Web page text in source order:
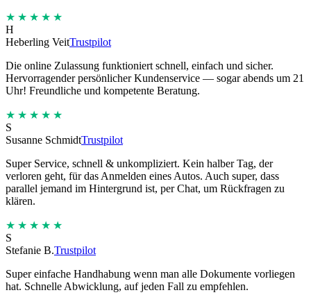
★★★★★
H
Heberling VeitTrustpilot
Die online Zulassung funktioniert schnell, einfach und sicher.
Hervorragender persönlicher Kundenservice — sogar abends um 21
Uhr! Freundliche und kompetente Beratung.
★★★★★
S
Susanne SchmidtTrustpilot
Super Service, schnell & unkompliziert. Kein halber Tag, der
verloren geht, für das Anmelden eines Autos. Auch super, dass
parallel jemand im Hintergrund ist, per Chat, um Rückfragen zu
klären.
★★★★★
S
Stefanie B.Trustpilot
Super einfache Handhabung wenn man alle Dokumente vorliegen
hat. Schnelle Abwicklung, auf jeden Fall zu empfehlen.